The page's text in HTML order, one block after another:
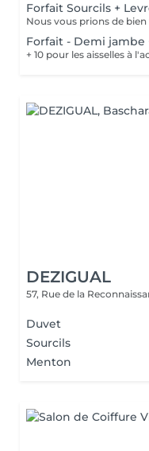
Forfait Sourcils +
Forfait - Demi jambe
DEZIGUAL
57, Rue de la
Duvet
Sourcils
Menton